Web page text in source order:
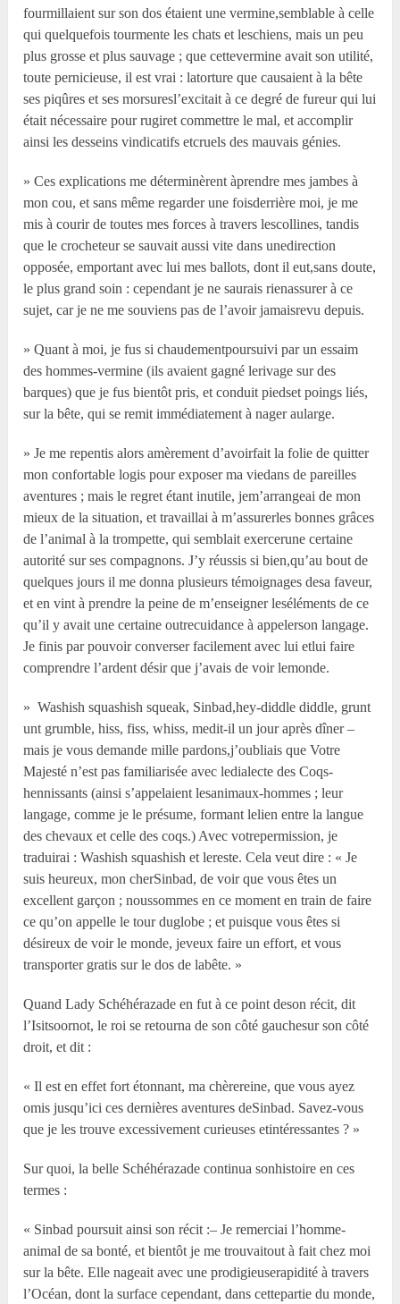
fourmillaient sur son dos étaient une vermine,semblable à celle
qui quelquefois tourmente les chats et leschiens, mais un peu
plus grosse et plus sauvage ; que cettevermine avait son utilité,
toute pernicieuse, il est vrai : latorture que causaient à la bête
ses piqûres et ses morsuresl’excitait à ce degré de fureur qui lui
était nécessaire pour rugiret commettre le mal, et accomplir
ainsi les desseins vindicatifs etcruels des mauvais génies.
» Ces explications me déterminèrent àprendre mes jambes à
mon cou, et sans même regarder une foisderrière moi, je me
mis à courir de toutes mes forces à travers lescollines, tandis
que le crocheteur se sauvait aussi vite dans unedirection
opposée, emportant avec lui mes ballots, dont il eut,sans doute,
le plus grand soin : cependant je ne saurais rienassurer à ce
sujet, car je ne me souviens pas de l’avoir jamaisrevu depuis.
» Quant à moi, je fus si chaudementpoursuivi par un essaim
des hommes-vermine (ils avaient gagné lerivage sur des
barques) que je fus bientôt pris, et conduit piedset poings liés,
sur la bête, qui se remit immédiatement à nager aularge.
» Je me repentis alors amèrement d’avoirfait la folie de quitter
mon confortable logis pour exposer ma viedans de pareilles
aventures ; mais le regret étant inutile, jem’arrangeai de mon
mieux de la situation, et travaillai à m’assurerles bonnes grâces
de l’animal à la trompette, qui semblait exercerune certaine
autorité sur ses compagnons. J’y réussis si bien,qu’au bout de
quelques jours il me donna plusieurs témoignages desa faveur,
et en vint à prendre la peine de m’enseigner leséléments de ce
qu’il y avait une certaine outrecuidance à appelerson langage.
Je finis par pouvoir converser facilement avec lui etlui faire
comprendre l’ardent désir que j’avais de voir lemonde.
» Washish squashish squeak, Sinbad,hey-diddle diddle, grunt
unt grumble, hiss, fiss, whiss, medit-il un jour après dîner –
mais je vous demande mille pardons,j’oubliais que Votre
Majesté n’est pas familiarisée avec ledialecte des Coqs-
hennissants (ainsi s’appelaient lesanimaux-hommes ; leur
langage, comme je le présume, formant lelien entre la langue
des chevaux et celle des coqs.) Avec votrepermission, je
traduirai : Washish squashish et lereste. Cela veut dire : « Je
suis heureux, mon cherSinbad, de voir que vous êtes un
excellent garçon ; noussommes en ce moment en train de faire
ce qu’on appelle le tour duglobe ; et puisque vous êtes si
désireux de voir le monde, jeveux faire un effort, et vous
transporter gratis sur le dos de labête. »
Quand Lady Schéhérazade en fut à ce point deson récit, dit
l’Isitsoornot, le roi se retourna de son côté gauchesur son côté
droit, et dit :
« Il est en effet fort étonnant, ma chèrereine, que vous ayez
omis jusqu’ici ces dernières aventures deSinbad. Savez-vous
que je les trouve excessivement curieuses etintéressantes ? »
Sur quoi, la belle Schéhérazade continua sonhistoire en ces
termes :
« Sinbad poursuit ainsi son récit :– Je remerciai l’homme-
animal de sa bonté, et bientôt je me trouvaitout à fait chez moi
sur la bête. Elle nageait avec une prodigieuserapidité à travers
l’Océan, dont la surface cependant, dans cettepartie du monde,